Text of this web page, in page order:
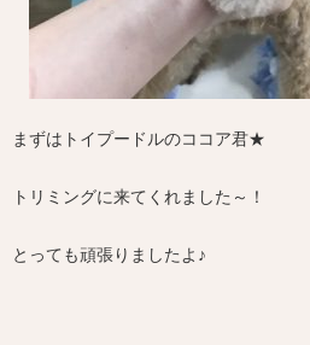
まずはトイプードルのココア君★
トリミングに来てくれました～！
とっても頑張りましたよ♪